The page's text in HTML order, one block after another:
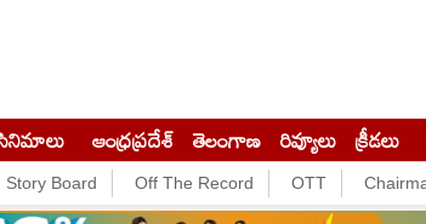
ఆంధ్రప్రదేశ్ తెలంగాణ రివ్యూలు క్రీడలు
Story Board Off The Record OTT